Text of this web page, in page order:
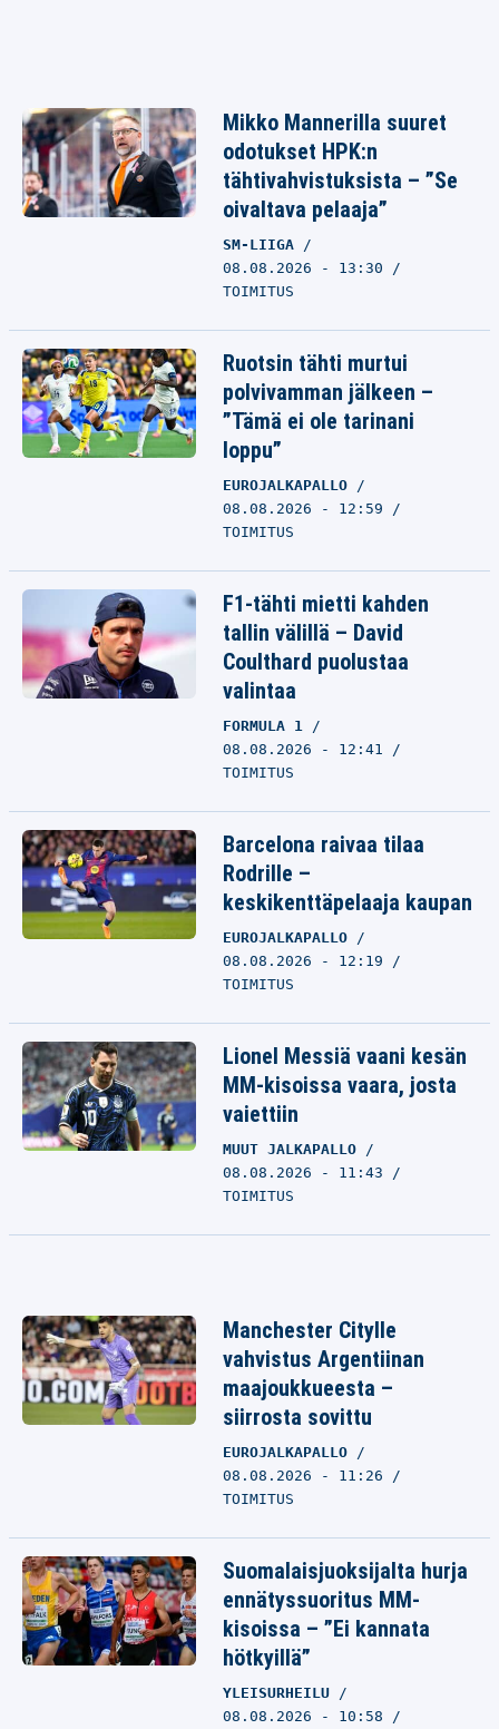
Mikko Mannerilla suuret
odotukset HPK:n
tähtivahvistuksista – ”Se
oivaltava pelaaja”
SM-LIIGA
08.08.2026 - 13:30
TOIMITUS
Ruotsin tähti murtui
polvivamman jälkeen –
”Tämä ei ole tarinani
loppu”
EUROJALKAPALLO
08.08.2026 - 12:59
TOIMITUS
F1-tähti mietti kahden
tallin välillä – David
Coulthard puolustaa
valintaa
FORMULA 1
08.08.2026 - 12:41
TOIMITUS
Barcelona raivaa tilaa
Rodrille –
keskikenttäpelaaja kaupan
EUROJALKAPALLO
08.08.2026 - 12:19
TOIMITUS
Lionel Messiä vaani kesän
MM-kisoissa vaara, josta
vaiettiin
MUUT JALKAPALLO
08.08.2026 - 11:43
TOIMITUS
Manchester Citylle
vahvistus Argentiinan
maajoukkueesta –
siirrosta sovittu
EUROJALKAPALLO
08.08.2026 - 11:26
TOIMITUS
Suomalaisjuoksijalta hurja
ennätyssuoritus MM-
kisoissa – ”Ei kannata
hötkyillä”
YLEISURHEILU
08.08.2026 - 10:58